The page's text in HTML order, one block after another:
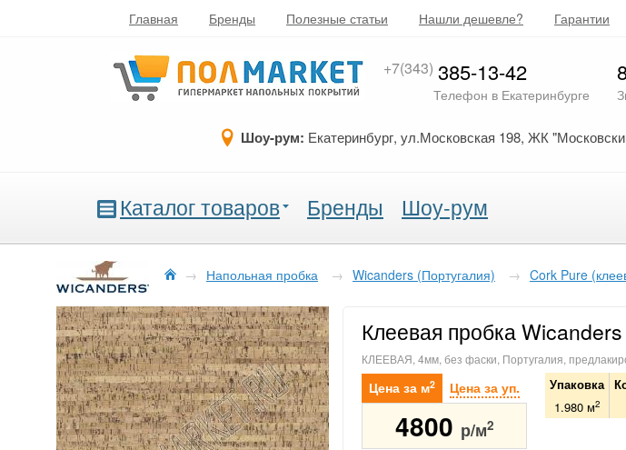
Главная Бренды Полезные статьи Нашли дешевле? Гарантии
+7(343) 385-13-42
Телефон в Екатеринбурге
Шоу-рум: Екатеринбург, ул.Московская 198, ЖК
Каталог товаров Бренды Шоу-рум
→ Напольная пробка → Wicanders (Португалия) → Cork Pure
Клеевая пробка
КЛЕЕВАЯ, 4мм, без фаски, Португалия,
Цена за м2 Цена за уп.
4800 р/м2
Упаковка
1.980 м2